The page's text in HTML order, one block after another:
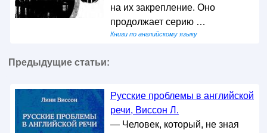
на их закрепление. Оно
продолжает серию …
Книги по английскому языку
Предыдущие статьи:
Русские проблемы в английской
речи, Виссон Л.
— Человек, который, не зная